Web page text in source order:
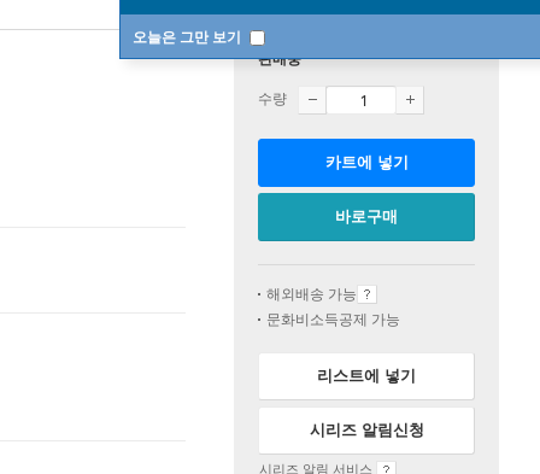
오늘은 그만 보기
판매중
수량
카트에 넣기
바로구매
해외배송 가능
문화비소득공제 가능
리스트에 넣기
시리즈 알림신청
시리즈 알림 서비스